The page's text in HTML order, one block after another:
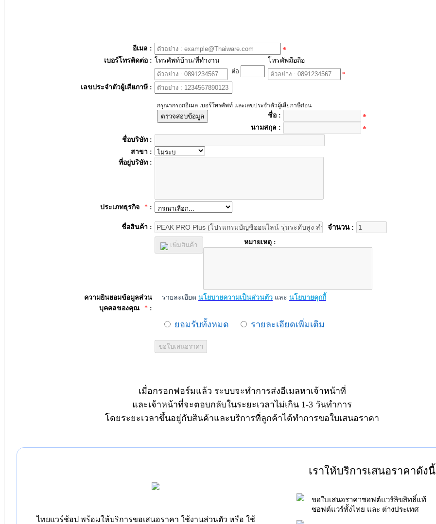
อีเมล : *
เบอร์โทรติดต่อ : โทรศัพท์บ้าน/ที่ทำงาน
ต่อ
โทรศัพมือถือ
*
เลขประจำตัวผู้เสียภาษี :
กรุณากรอกอีเมล เบอร์โทรศัพท์ และเลขประจำตัวผู้เสียภาษีก่อน
ตรวจสอบข้อมูล ชื่อ : *
นามสกุล : *
ชื่อบริษัท :
สาขา :
ที่อยู่บริษัท :
ประเภทธุรกิจ * :
ชื่อสินค้า : จำนวน :
เพิ่มสินค้า หมายเหตุ :
ความยินยอมข้อมูลส่วน
บุคคลของคุณ
* :
รายละเอียด นโยบายความเป็นส่วนตัว และ นโยบายคุกกี้
ยอมรับทั้งหมด รายละเอียดเพิ่มเติม
เมื่อกรอกฟอร์มแล้ว ระบบจะทำการส่งอีเมลหาเจ้าหน้าที่
และเจ้าหน้าที่จะตอบกลับในระยะเวลาไม่เกิน 1-3 วันทำการ
โดยระยะเวลาขึ้นอยู่กับสินค้าและบริการที่ลูกค้าได้ทำการขอใบเสนอราคา
ไทยแวร์ช้อป พร้อมให้บริการขอเสนอราคา ใช้งานส่วนตัว หรือ ใช้
เราให้บริการเสนอราคาดังนี้
ขอใบเสนอราคาซอฟต์แวร์ลิขสิทธิ์แท้
ซอฟต์แวร์ทั้งไทย และ ต่างประเทศ